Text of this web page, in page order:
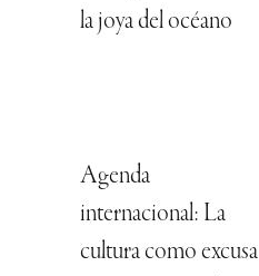
la joya del océano
Agenda
internacional: La
cultura como excusa